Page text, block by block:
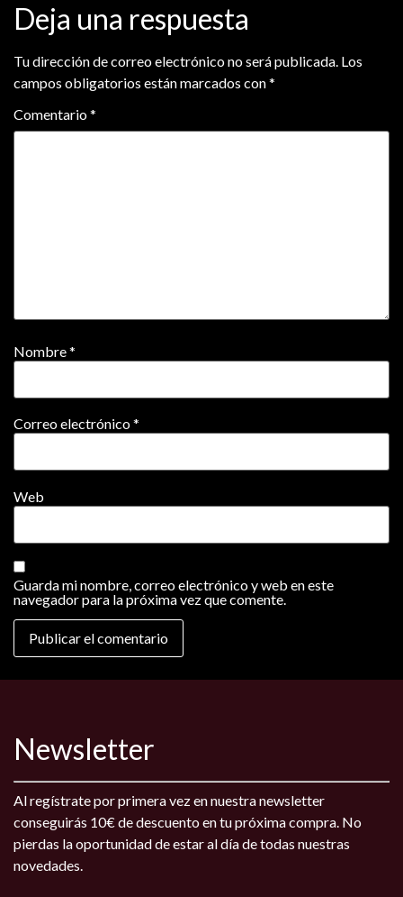
Deja una respuesta
Tu dirección de correo electrónico no será publicada. Los
campos obligatorios están marcados con*
Comentario*
Nombre*
Correo electrónico*
Web
Guarda mi nombre, correo electrónico y web en este
navegador para la próxima vez que comente.
Newsletter
Al regístrate por primera vez en nuestra newsletter
conseguirás 10€ de descuento en tu próxima compra. No
pierdas la oportunidad de estar al día de todas nuestras
novedades.